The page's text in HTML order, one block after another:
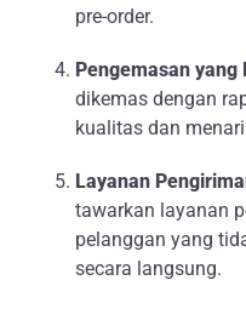
pre-order.
Pengemasan yang
dikemas dengan
kualitas dan
Layanan
tawarkan layanan
pelanggan yang
secara langsung.